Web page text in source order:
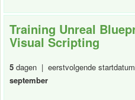
Training Unreal
Visual Scripting
5 dagen | eerstvolgende startdatum
september